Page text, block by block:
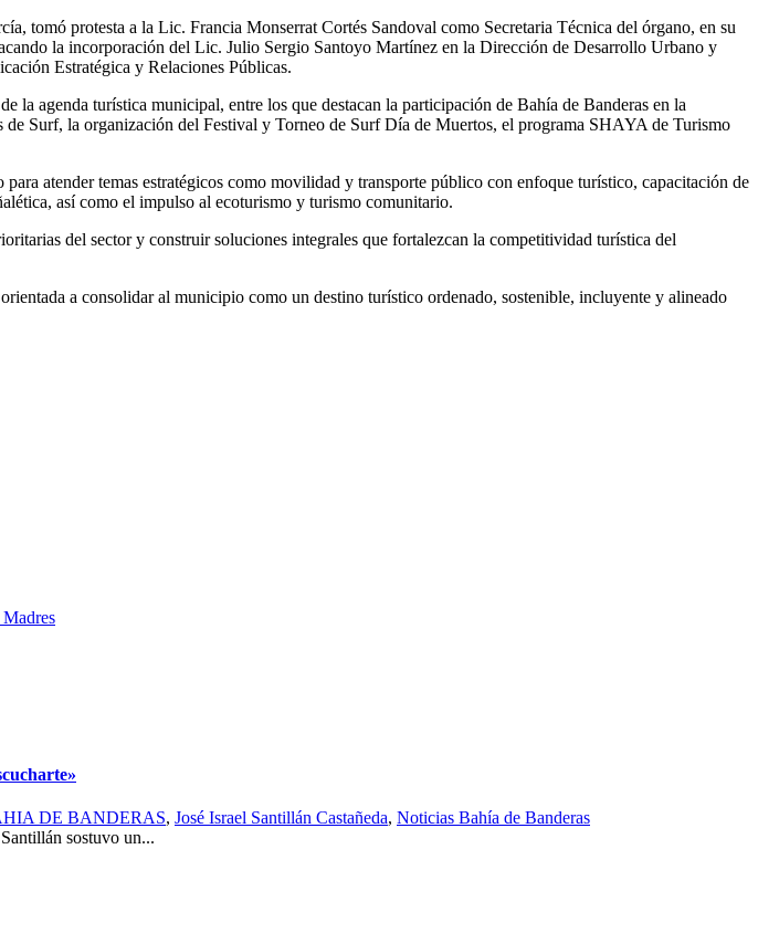
tomó protesta a la Lic. Francia Monserrat Cortés Sandoval como Secretaria Técnica del órgano, en su
la incorporación del Lic. Julio Sergio Santoyo Martínez en la Dirección de Desarrollo Urbano y
Estratégica y Relaciones Públicas.
la agenda turística municipal, entre los que destacan la participación de Bahía de Banderas en la
Surf, la organización del Festival y Torneo de Surf Día de Muertos, el programa SHAYA de Turismo
atender temas estratégicos como movilidad y transporte público con enfoque turístico, capacitación de
así como el impulso al ecoturismo y turismo comunitario.
del sector y construir soluciones integrales que fortalezcan la competitividad turística del
a consolidar al municipio como un destino turístico ordenado, sostenible, incluyente y alineado
DE BANDERAS, José Israel Santillán Castañeda, Noticias Bahía de Banderas
sostuvo un...